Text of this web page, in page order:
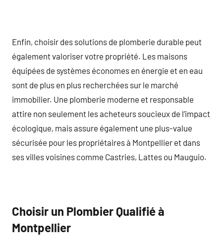
Enfin, choisir des solutions de plomberie durable peut
également valoriser votre propriété. Les maisons
équipées de systèmes économes en énergie et en eau
sont de plus en plus recherchées sur le marché
immobilier. Une plomberie moderne et responsable
attire non seulement les acheteurs soucieux de l’impact
écologique, mais assure également une plus-value
sécurisée pour les propriétaires à Montpellier et dans
ses villes voisines comme Castries, Lattes ou Mauguio.
Choisir un Plombier Qualifié à
Montpellier